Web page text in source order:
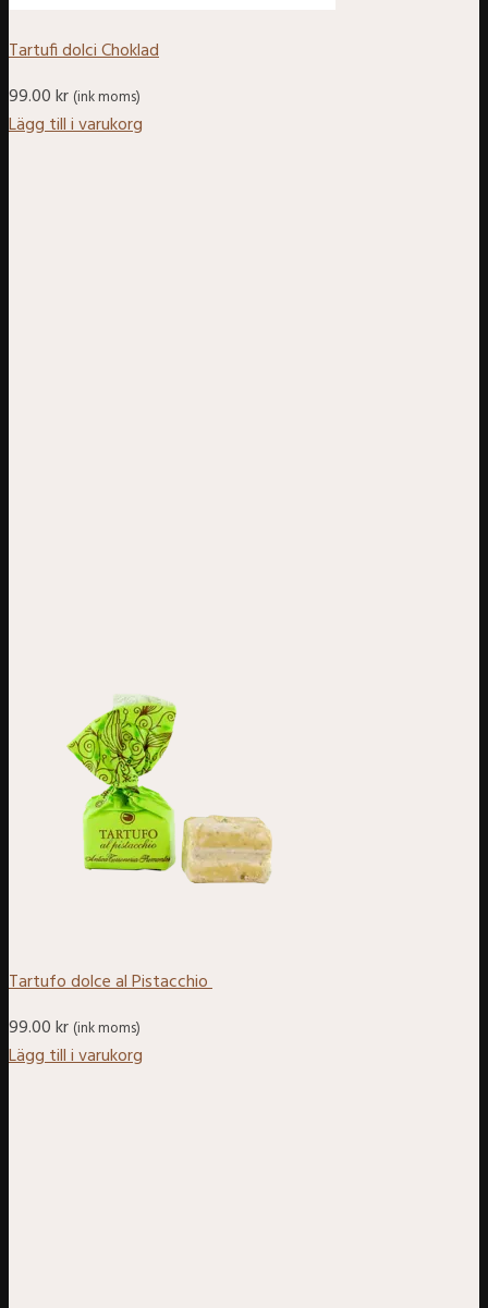
Tartufi dolci Choklad
99.00kr (ink moms)
Lägg till i varukorg
Tartufo dolce al Pistacchio
99.00kr (ink moms)
Lägg till i varukorg